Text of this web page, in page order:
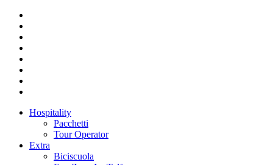
Hospitality
Pacchetti
Tour Operator
Extra
Biciscuola